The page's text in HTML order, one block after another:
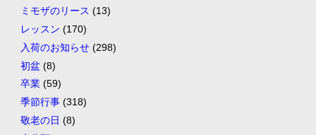
ミモザのリース (13)
レッスン (170)
入荷のお知らせ(298)
初盆 (8)
卒業(59)
季節行事(318)
敬老の日 (8)